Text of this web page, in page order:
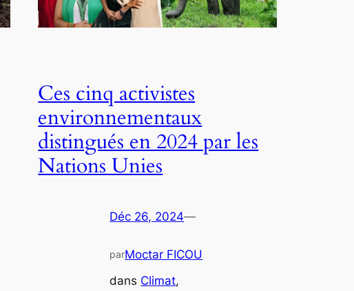
Ces cinq activistes
environnementaux
distingués en 2024 par les
Nations Unies
Déc 26, 2024—
parMoctar FICOU
dans Climat